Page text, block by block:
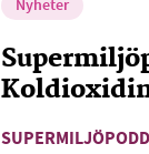
Nyheter